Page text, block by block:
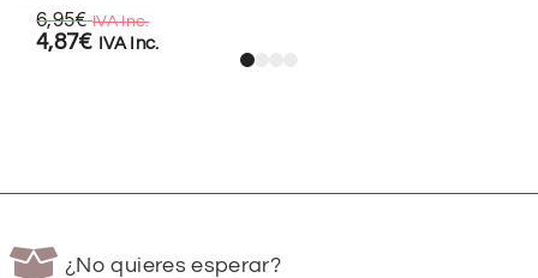
6,95€ IVA Inc.
4,87€ IVA Inc.
¿No quieres esperar?